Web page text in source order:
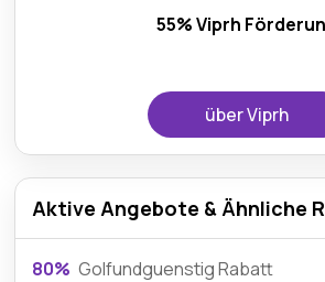
55% Viprh
über Viprh
Aktive Angebote & Ähnliche
80% Golfundguenstig Rabatt